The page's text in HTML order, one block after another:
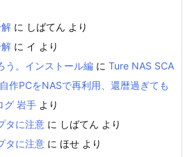
に しばてん より
に イ より
う。インストール編 に Ture NAS SCA
作PCをNASで再利用、還暦過ぎても
グ 岩手 より
タに注意 に しばてん より
タに注意 に ほせ より